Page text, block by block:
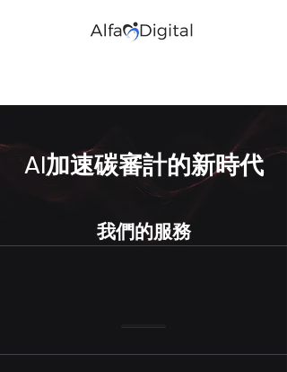
AI加速碳審計的新時代
我們的服務